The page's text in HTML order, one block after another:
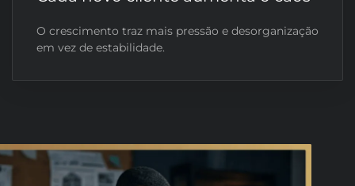
O crescimento traz mais pressão e desorganização
em vez de estabilidade.